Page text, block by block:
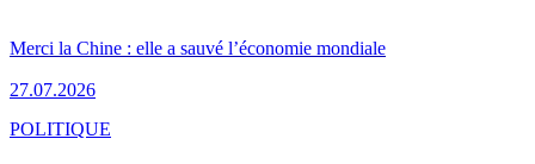
Merci la Chine : elle a sauvé l’économie mondiale
27.07.2026
POLITIQUE